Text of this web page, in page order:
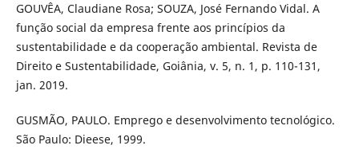
GOUVÊA, Claudiane Rosa; SOUZA, José Fernando Vidal. A
função social da empresa frente aos princípios da
sustentabilidade e da cooperação ambiental. Revista de
Direito e Sustentabilidade, Goiânia, v. 5, n. 1, p. 110-131,
jan. 2019.
GUSMÃO, PAULO. Emprego e desenvolvimento tecnológico.
São Paulo: Dieese, 1999.